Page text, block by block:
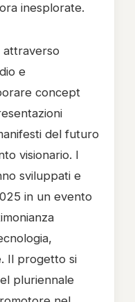
inesplorate.
attraverso
e
concept
del futuro
visionario. I
sviluppati e
in un evento
Il progetto si
pluriennale